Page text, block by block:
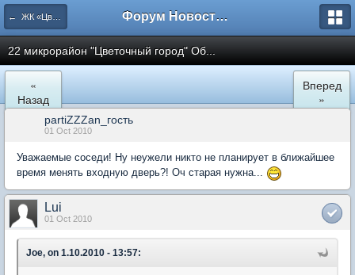
← ЖК «Цветочный город» Микрорайон 22 Форум Новостройки
22 микрорайон "Цветочный город" Об...
«
Назад
Вперед
»
partiZZZan_гость
01 Oct 2010
Уважаемые соседи! Ну неужели никто не планирует в ближайшее
время менять входную дверь?! Оч старая нужна...
Lui
01 Oct 2010
Joe, on 1.10.2010 - 13:57: